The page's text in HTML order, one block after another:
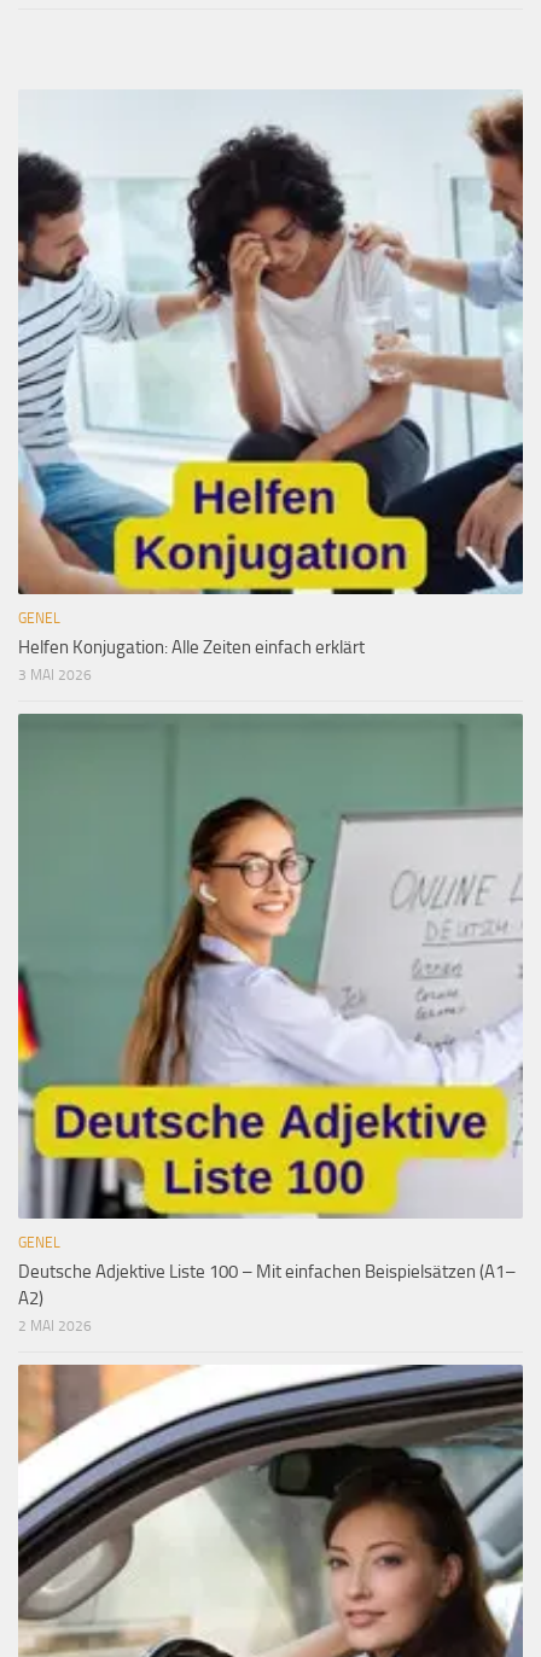
GENEL
Helfen Konjugation: Alle Zeiten einfach erklärt
3 MAI 2026
GENEL
Deutsche Adjektive Liste 100 – Mit einfachen Beispielsätzen (A1–
A2)
2 MAI 2026